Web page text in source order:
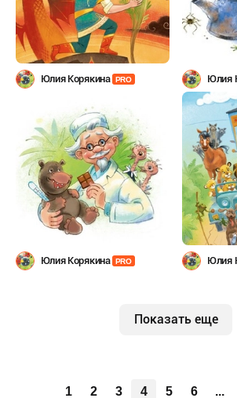
Юлия Корякина PRO Юлия
Юлия Корякина PRO Юлия
Показать еще
1 2 3 4 5 6 ...